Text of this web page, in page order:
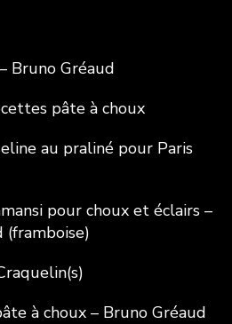
Bruno Gréaud
pâte à choux
au praliné pour Paris
pour choux et éclairs –
(framboise)
à choux – Bruno Gréaud